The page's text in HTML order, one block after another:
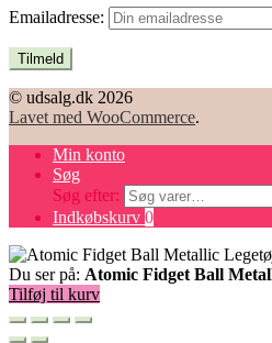
Emailadresse:
© udsalg.dk 2026
Lavet med WooCommerce.
Min konto
Søg
Søg efter:
Indkøbskurv 0
Du ser på: Atomic Fidget Ball
Tilføj til kurv